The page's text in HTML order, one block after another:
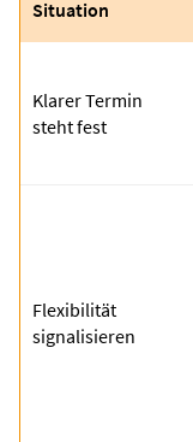
Situation
Klarer Termin
steht fest
Flexibilität
signalisieren